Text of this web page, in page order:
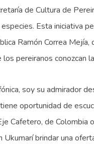
de Cultura de
Esta iniciativa
Ramón Correa
pereiranos conozcan
soy su admirador
oportunidad de
Cafetero, de
brindar una